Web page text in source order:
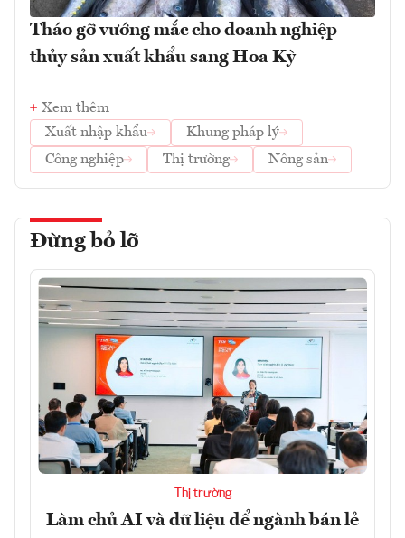
Tháo gỡ vướng mắc cho doanh nghiệp
thủy sản xuất khẩu sang Hoa Kỳ
Xem thêm
Xuất nhập khẩu
Khung pháp lý
Công nghiệp
Thị trường Nông sản
Đừng bỏ lỡ
Thị trường
Làm chủ AI và dữ liệu để ngành bán lẻ